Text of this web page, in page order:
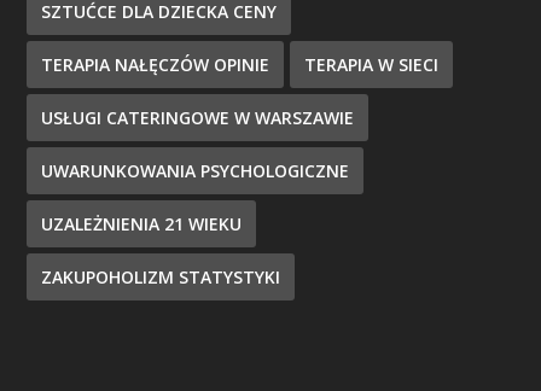
SZTUĆCE DLA DZIECKA CENY
TERAPIA NAŁĘCZÓW OPINIE TERAPIA W SIECI
USŁUGI CATERINGOWE W WARSZAWIE
UWARUNKOWANIA PSYCHOLOGICZNE
UZALEŻNIENIA 21 WIEKU
ZAKUPOHOLIZM STATYSTYKI